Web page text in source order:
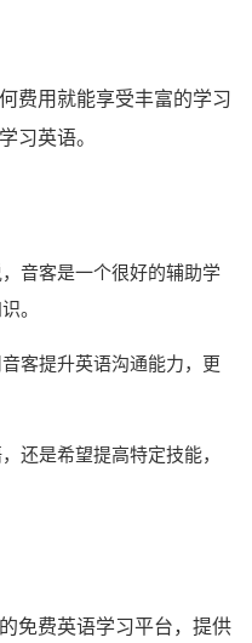
费用就能享受丰富的学习
习英语。
音客是一个很好的辅助学
。
客提升英语沟通能力，更
还是希望提高特定技能，
免费英语学习平台，提供